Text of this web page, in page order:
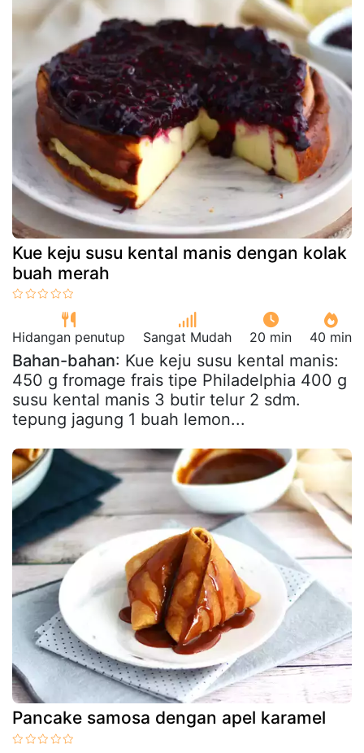
Kue keju susu kental manis dengan kolak
buah merah
Hidangan penutup Sangat Mudah 20 min 40 min
Bahan-bahan: Kue keju susu kental manis:
450 g fromage frais tipe Philadelphia 400 g
susu kental manis 3 butir telur 2 sdm.
tepung jagung 1 buah lemon...
Pancake samosa dengan apel karamel